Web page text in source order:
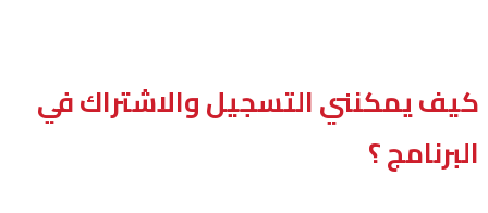
كيف يمكنني التسجيل والاشتراك في
البرنامج ؟